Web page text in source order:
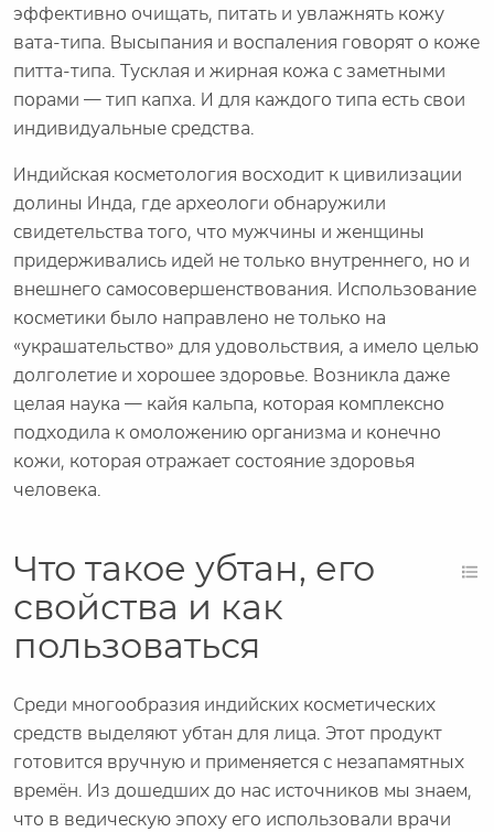
эффективно очищать, питать и увлажнять кожу
вата-типа. Высыпания и воспаления говорят о коже
питта-типа. Тусклая и жирная кожа с заметными
порами — тип капха. И для каждого типа есть свои
индивидуальные средства.
Индийская косметология восходит к цивилизации
долины Инда, где археологи обнаружили
свидетельства того, что мужчины и женщины
придерживались идей не только внутреннего, но и
внешнего самосовершенствования. Использование
косметики было направлено не только на
«украшательство» для удовольствия, а имело целью
долголетие и хорошее здоровье. Возникла даже
целая наука — кайя кальпа, которая комплексно
подходила к омоложению организма и конечно
кожи, которая отражает состояние здоровья
человека.
Что такое убтан, его
свойства и как
пользоваться
Среди многообразия индийских косметических
средств выделяют убтан для лица. Этот продукт
готовится вручную и применяется с незапамятных
времён. Из дошедших до нас источников мы знаем,
что в ведическую эпоху его использовали врачи